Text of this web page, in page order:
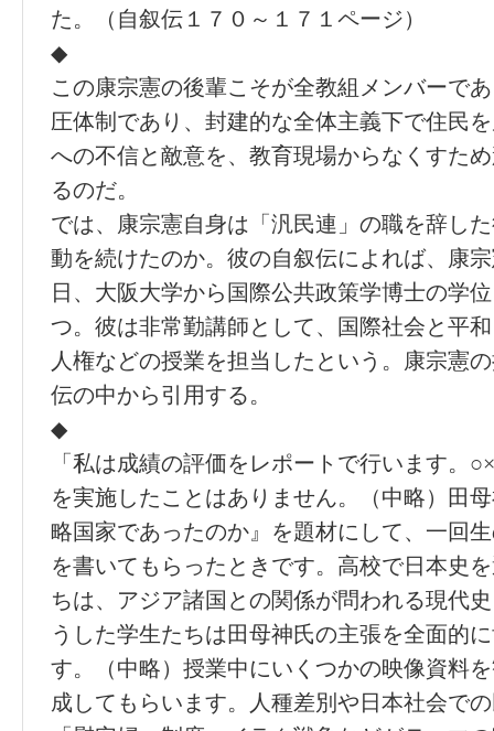
た。（自叙伝１７０～１７１ページ）
◆
この康宗憲の後輩こそが全教組メンバーで
圧体制であり、封建的な全体主義下で住民
への不信と敵意を、教育現場からなくすた
るのだ。
では、康宗憲自身は「汎民連」の職を辞し
動を続けたのか。彼の自叙伝によれば、康
日、大阪大学から国際公共政策学博士の学
つ。彼は非常勤講師として、国際社会と平
人権などの授業を担当したという。康宗憲
伝の中から引用する。
◆
「私は成績の評価をレポートで行います。
を実施したことはありません。（中略）田
略国家であったのか』を題材にして、一回
を書いてもらったときです。高校で日本史
ちは、アジア諸国との関係が問われる現代
うした学生たちは田母神氏の主張を全面的
す。（中略）授業中にいくつかの映像資料
成してもらいます。人種差別や日本社会で